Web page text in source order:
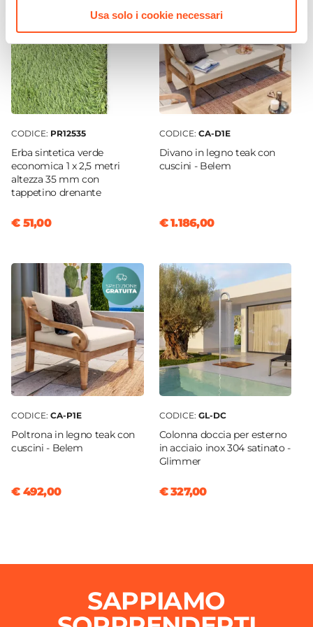
Usa solo i cookie necessari
Materiale Seduta
Legno Teak
Colore Seduta
Legno
Colore Cuscino
Ecrù
Caratteristiche Poltrona
Tipologia
Poltrona
2 elementi
Profondità
85 cm
Altezza
80 cm
Materiale Struttura
Legno Teak
Colore Struttura
Legno
Materiale Seduta
Legno
Caratteristiche Tavolo
CODICE: PR12535
Erba sintetica verde
economica 1 x 2,5 metri
altezza 35 mm con
tappetino drenante
€ 51,00
CODICE: CA-D1E
Divano in legno teak con
cuscini - Belem
€ 1.186,00
CODICE: CA-P1E
Poltrona in legno teak con
cuscini - Belem
€ 492,00
CODICE: GL-DC
Colonna doccia per esterno
in acciaio inox 304 satinato -
Glimmer
€ 327,00
SAPPIAMO